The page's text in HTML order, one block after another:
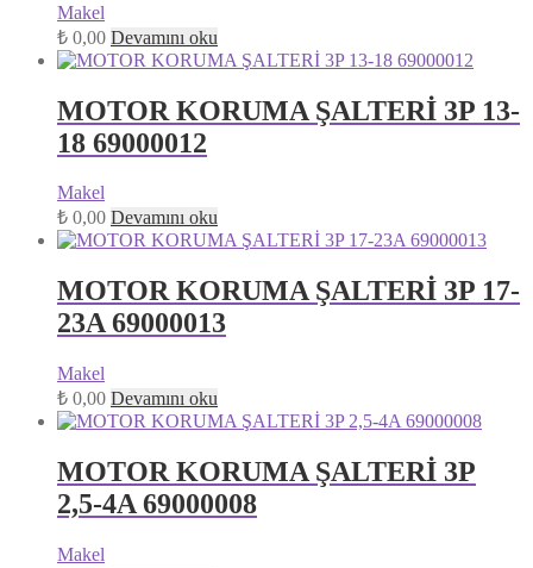
Makel
₺ 0,00 Devamını oku
MOTOR KORUMA ŞALTERİ 3P 13-
18 69000012
Makel
₺ 0,00 Devamını oku
MOTOR KORUMA ŞALTERİ 3P 17-
23A 69000013
Makel
₺ 0,00 Devamını oku
MOTOR KORUMA ŞALTERİ 3P
2,5-4A 69000008
Makel